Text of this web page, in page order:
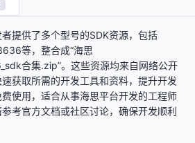
提供了多个型号的SDK资源，包括
等，整合成“海思
合集.zip”。这些资源均来自网络公开
获取所需的开发工具和资料，提升开发
使用，适合从事海思平台开发的工程师
考官方文档或社区讨论，确保开发顺利